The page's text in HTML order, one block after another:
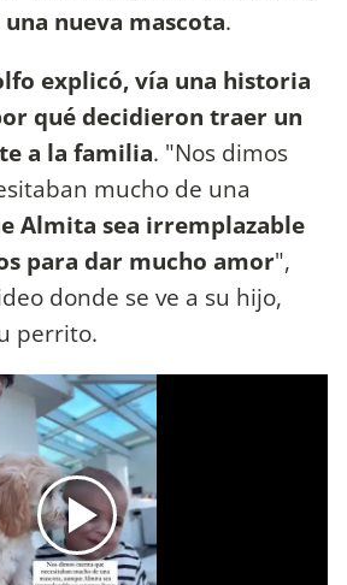
nueva mascota.
explicó, vía una historia
qué decidieron traer un
a la familia. "Nos dimos
mucho de una
Almita sea irremplazable
para dar mucho amor",
donde se ve a su hijo,
perrito.